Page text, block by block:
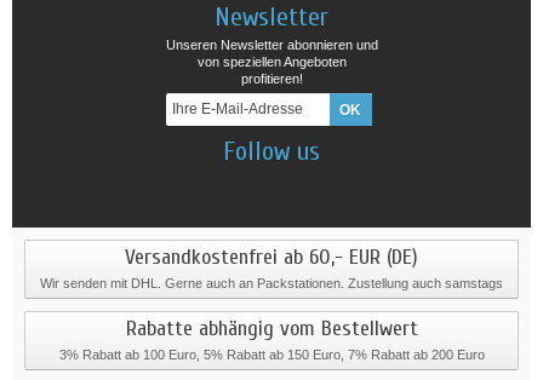
Newsletter
Unseren Newsletter abonnieren und
von speziellen Angeboten
profitieren!
Follow us
Versandkostenfrei ab 60,- EUR (DE)
Wir senden mit DHL. Gerne auch an Packstationen. Zustellung auch samstags
Rabatte abhängig vom Bestellwert
3% Rabatt ab 100 Euro, 5% Rabatt ab 150 Euro, 7% Rabatt ab 200 Euro